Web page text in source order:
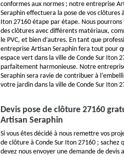
conformes aux normes ; notre entreprise
Seraphin effectuera la pose de vos clôtures
Iton 27160 étape par étape. Nous pourrons
des clôtures avec différents matériaux,
le PVC, et bien d’autres. En tant que
entreprise Artisan Seraphin fera tout pour
espace vert dans la ville de Conde Sur Iton
parfaitement harmonieuse. Notre
Seraphin sera ravie de contribuer à
votre jardin dans la ville de Conde Sur Iton
Devis pose de clôture 27160
Artisan Seraphin
Si vous êtes décidé à nous remettre vos
de clôture à Conde Sur Iton 27160 ; sachez
devez nous envoyer une demande de devis